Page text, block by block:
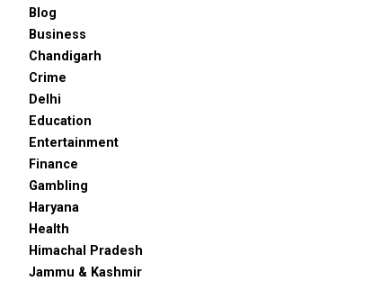
Blog
Business
Chandigarh
Crime
Delhi
Education
Entertainment
Finance
Gambling
Haryana
Health
Himachal Pradesh
Jammu & Kashmir